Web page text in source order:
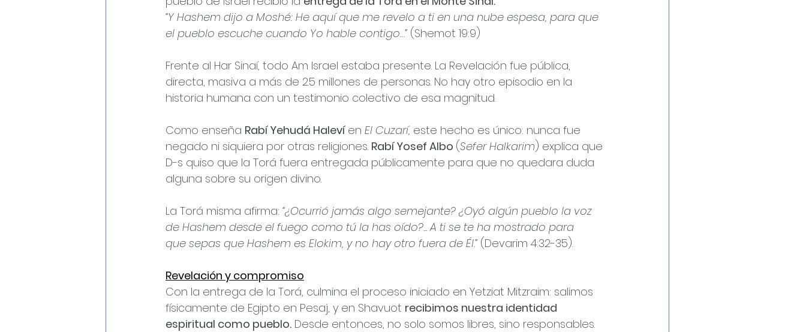
“Y Hashem dijo a Moshé: He aquí que me revelo a ti en una nube espesa, para que
el pueblo escuche cuando Yo hable contigo…” (Shemot 19:9)
Frente al Har Sinaí, todo Am Israel estaba presente. La Revelación fue pública,
directa, masiva a más de 2.5 millones de personas. No hay otro episodio en la
historia humana con un testimonio colectivo de esa magnitud.
Como enseña Rabí Yehudá Haleví en El Cuzarí, este hecho es único: nunca fue
negado ni siquiera por otras religiones. Rabí Yosef Albo (Sefer HaIkarim) explica que
D-s quiso que la Torá fuera entregada públicamente para que no quedara duda
alguna sobre su origen divino.
La Torá misma afirma: “¿Ocurrió jamás algo semejante? ¿Oyó algún pueblo la voz
de Hashem desde el fuego como tú la has oído?... A ti se te ha mostrado para
que sepas que Hashem es Elokim, y no hay otro fuera de Él.” (Devarim 4:32-35).
Revelación y compromiso
Con la entrega de la Torá, culmina el proceso iniciado en Yetziat Mitzraim: salimos
físicamente de Egipto en Pesaj, y en Shavuot recibimos nuestra identidad
espiritual como pueblo. Desde entonces, no solo somos libres, sino responsables.